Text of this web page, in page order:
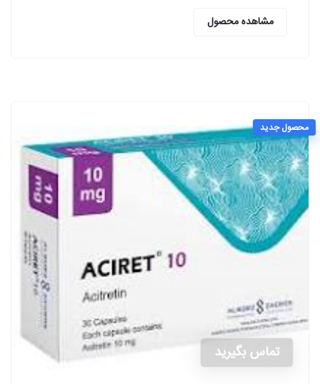
مشاهده محصول
محصول جدید
تماس بگیرید